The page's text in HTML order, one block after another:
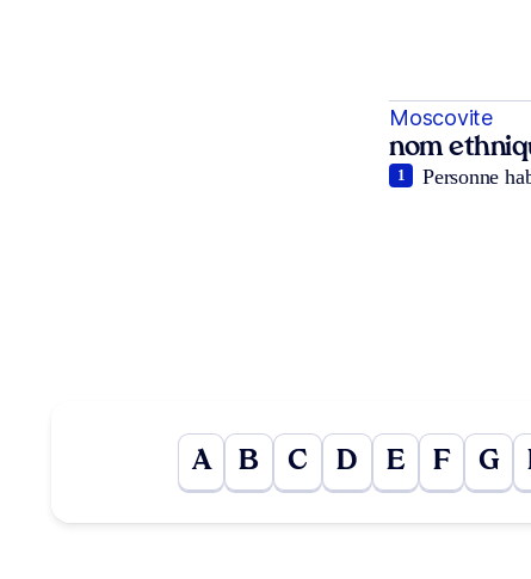
Moscovite
nom
Personne
1
A B C D E F G